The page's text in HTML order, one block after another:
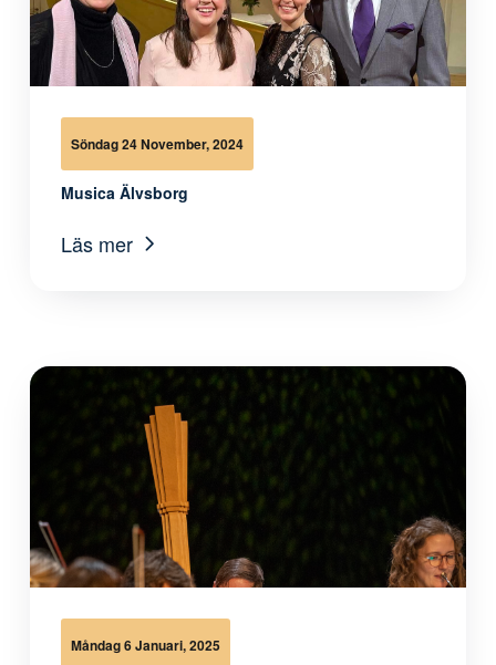
Söndag 24 November, 2024
Musica Älvsborg
Läs mer
Måndag 6 Januari, 2025